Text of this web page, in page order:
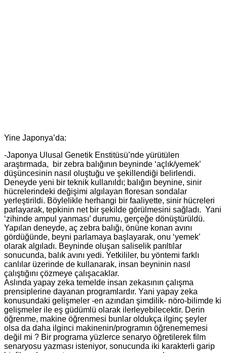
Yine Japonya’da:
-Japonya Ulusal Genetik Enstitüsü’nde yürütülen
araştırmada, bir zebra balığının beyninde ‘açlık/yemek’
düşüncesinin nasıl oluştuğu ve şekillendiği belirlendi.
Deneyde yeni bir teknik kullanıldı; balığın beynine, sinir
hücrelerindeki değişimi algılayan floresan sondalar
yerleştirildi. Böylelikle herhangi bir faaliyette, sinir hücreleri
parlayarak, tepkinin net bir şekilde görülmesini sağladı. Yani
‘zihinde ampul yanması’ durumu, gerçeğe dönüştürüldü.
Yapılan deneyde, aç zebra balığı, önüne konan avını
gördüğünde, beyni parlamaya başlayarak, onu ‘yemek’
olarak algıladı. Beyninde oluşan saliselik parıltılar
sonucunda, balık avını yedi. Yetkililer, bu yöntemi farklı
canlılar üzerinde de kullanarak, insan beyninin nasıl
çalıştığını çözmeye çalışacaklar.
Aslında yapay zeka temelde insan zekasının çalışma
prensiplerine dayanan programlardır. Yani yapay zeka
konusundaki gelişmeler -en azından şimdilik- nöro-bilimde ki
gelişmeler ile eş güdümlü olarak ilerleyebilecektir. Derin
öğrenme, makine öğrenmesi bunlar oldukça ilginç şeyler
olsa da daha ilginci makinenin/programın öğrenememesi
değil mi ? Bir programa yüzlerce senaryo öğretilerek film
senaryosu yazması isteniyor, sonucunda iki karakterli garip